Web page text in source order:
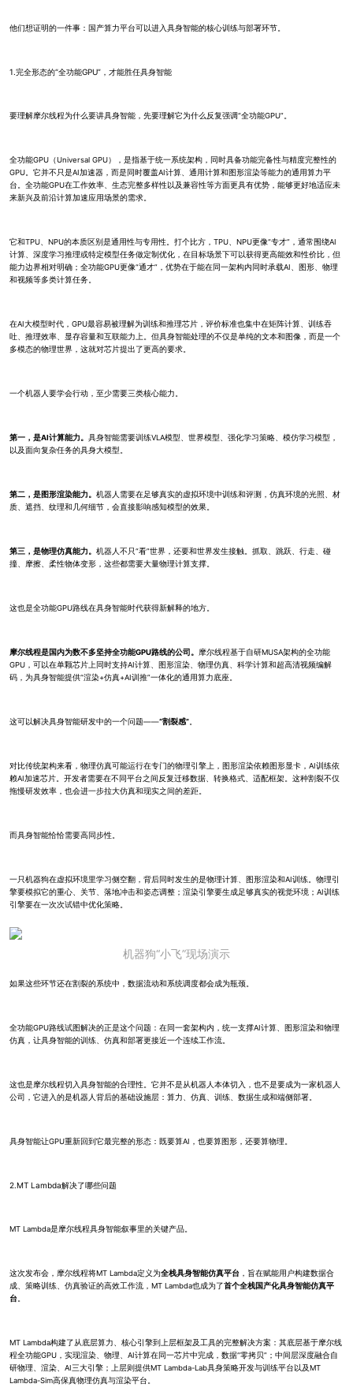
他们想证明的一件事：国产算力平台可以进入具身智能的核心训练与部署环节。
1.完全形态的“全功能GPU”，才能胜任具身智能
要理解摩尔线程为什么要讲具身智能，先要理解它为什么反复强调“全功能GPU”。
全功能GPU（Universal GPU），是指基于统一系统架构，同时具备功能完备性与精度完整性的
GPU。它并不只是AI加速器，而是同时覆盖AI计算、通用计算和图形渲染等能力的通用算力平
台。全功能GPU在工作效率、生态完整多样性以及兼容性等方面更具有优势，能够更好地适应未
来新兴及前沿计算加速应用场景的需求。
它和TPU、NPU的本质区别是通用性与专用性。打个比方，TPU、NPU更像“专才”，通常围绕AI
计算、深度学习推理或特定模型任务做定制优化，在目标场景下可以获得更高能效和性价比，但
能力边界相对明确；全功能GPU更像“通才”，优势在于能在同一架构内同时承载AI、图形、物理
和视频等多类计算任务。
在AI大模型时代，GPU最容易被理解为训练和推理芯片，评价标准也集中在矩阵计算、训练吞
吐、推理效率、显存容量和互联能力上。但具身智能处理的不仅是单纯的文本和图像，而是一个
多模态的物理世界，这就对芯片提出了更高的要求。
一个机器人要学会行动，至少需要三类核心能力。
第一，是AI计算能力。 具身智能需要训练VLA模型、世界模型、强化学习策略、模仿学习模型，
以及面向复杂任务的具身大模型。
第二，是图形渲染能力。 机器人需要在足够真实的虚拟环境中训练和评测，仿真环境的光照、材
质、遮挡、纹理和几何细节，会直接影响感知模型的效果。
第三，是物理仿真能力。 机器人不只“看”世界，还要和世界发生接触。抓取、跳跃、行走、碰
撞、摩擦、柔性物体变形，这些都需要大量物理计算支撑。
这也是全功能GPU路线在具身智能时代获得新解释的地方。
摩尔线程是国内为数不多坚持全功能GPU路线的公司。 摩尔线程基于自研MUSA架构的全功能
GPU，可以在单颗芯片上同时支持AI计算、图形渲染、物理仿真、科学计算和超高清视频编解
码，为具身智能提供“渲染+仿真+AI训推”一体化的通用算力底座。
这可以解决具身智能研发中的一个问题——“割裂感”。
对比传统架构来看，物理仿真可能运行在专门的物理引擎上，图形渲染依赖图形显卡，AI训练依
赖AI加速芯片。开发者需要在不同平台之间反复迁移数据、转换格式、适配框架。这种割裂不仅
拖慢研发效率，也会进一步拉大仿真和现实之间的差距。
而具身智能恰恰需要高同步性。
一只机器狗在虚拟环境里学习侧空翻，背后同时发生的是物理计算、图形渲染和AI训练。物理引
擎要模拟它的重心、关节、落地冲击和姿态调整；渲染引擎要生成足够真实的视觉环境；AI训练
引擎要在一次次试错中优化策略。
机器狗“小飞”现场演示
如果这些环节还在割裂的系统中，数据流动和系统调度都会成为瓶颈。
全功能GPU路线试图解决的正是这个问题：在同一套架构内，统一支撑AI计算、图形渲染和物理
仿真，让具身智能的训练、仿真和部署更接近一个连续工作流。
这也是摩尔线程切入具身智能的合理性。它并不是从机器人本体切入，也不是要成为一家机器人
公司，它进入的是机器人背后的基础设施层：算力、仿真、训练、数据生成和端侧部署。
具身智能让GPU重新回到它最完整的形态：既要算AI，也要算图形，还要算物理。
2.MT Lambda解决了哪些问题
MT Lambda是摩尔线程具身智能叙事里的关键产品。
这次发布会，摩尔线程将MT Lambda定义为全栈具身智能仿真平台，旨在赋能用户构建数据合
成、策略训练、仿真验证的高效工作流，MT Lambda也成为了首个全栈国产化具身智能仿真平
台。
MT Lambda构建了从底层算力、核心引擎到上层框架及工具的完整解决方案：其底层基于摩尔线
程全功能GPU，实现渲染、物理、AI计算在同一芯片中完成，数据“零拷贝”；中间层深度融合自
研物理、渲染、AI三大引擎；上层则提供MT Lambda-Lab具身策略开发与训练平台以及MT
Lambda-Sim高保真物理仿真与渲染平台。